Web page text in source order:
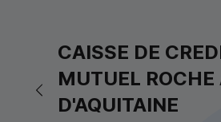
Retour vers la page précédente
CAISSE DE
MUTUEL ROCHE
D'AQUITAINE